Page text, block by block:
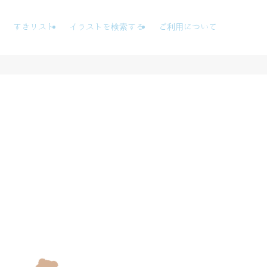
すきリスト イラストを検索する ご利用について